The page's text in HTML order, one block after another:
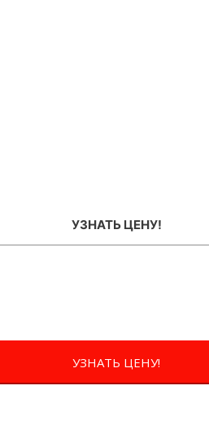
УЗНАТЬ ЦЕНУ!